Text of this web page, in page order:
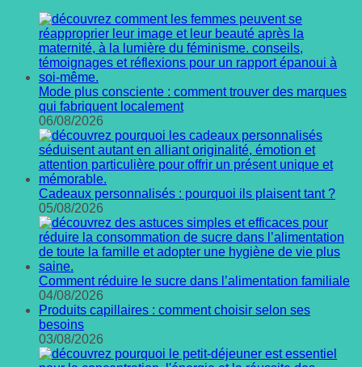
Mode plus consciente : comment trouver des marques
qui fabriquent localement
06/08/2026
Cadeaux personnalisés : pourquoi ils plaisent tant ?
05/08/2026
Comment réduire le sucre dans l’alimentation familiale
04/08/2026
Produits capillaires : comment choisir selon ses
besoins
03/08/2026